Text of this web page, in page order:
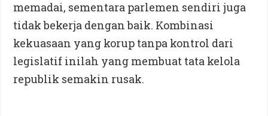
memadai, sementara parlemen sendiri juga
tidak bekerja dengan baik. Kombinasi
kekuasaan yang korup tanpa kontrol dari
legislatif inilah yang membuat tata kelola
republik semakin rusak.